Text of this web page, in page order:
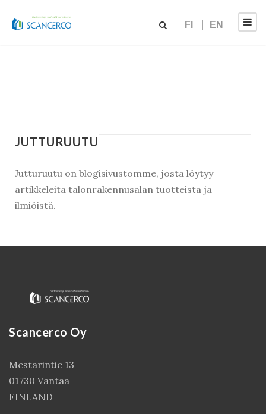
FI EN
JUTTURUUTU
Jutturuutu on blogisivustomme, josta löytyy
artikkeleita talonrakennusalan tuotteista ja
ilmiöistä.
Scancerco Oy
Mestarintie 13
01730 Vantaa
FINLAND